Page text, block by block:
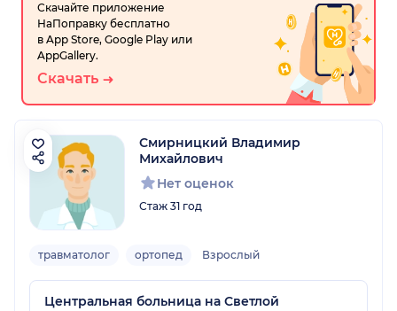
Скачайте приложение
НаПоправку бесплатно
в App Store, Google Play или
AppGallery.
Скачать
Смирницкий Владимир
Михайлович
Нет оценок
Стаж 31 год
травматолог ортопед Взрослый
Центральная больница на Светлой